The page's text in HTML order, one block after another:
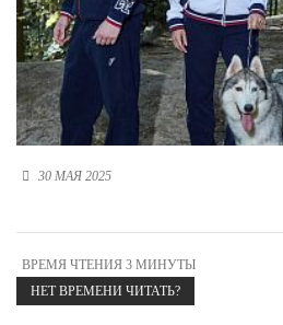
Краснодарский край (5)
Красноярский край (5)
Курская область (1)
Москва и МО (14)
Нижегородская область (1)
Республика Крым (1)
Республика Татарстан (2)
30 МАЯ 2025
ВРЕМЯ ЧТЕНИЯ 3 МИНУТЫ
НЕТ ВРЕМЕНИ ЧИТАТЬ?